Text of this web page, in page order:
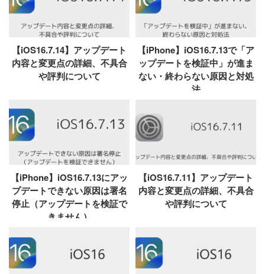
【iOS16.7.14】アップデート
内容と変更点の詳細、不具合
や評判について
【iPhone】iOS16.7.13で「ア
ップデートを検証中」が進ま
ない・終わらない原因と対処
法
【iPhone】iOS16.7.13にアッ
プデートできない原因は署名
停止（アップデートを検証で
きません）
【iOS16.7.11】アップデート
内容と変更点の詳細、不具合
や評判について